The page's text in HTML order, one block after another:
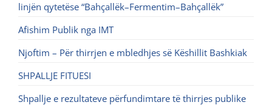
linjën qytetëse “Bahçallëk–Fermentim–Bahçallëk”
Afishim Publik nga IMT
Njoftim – Për thirrjen e mbledhjes së Këshillit Bashkiak
SHPALLJE FITUESI
Shpallje e rezultateve përfundimtare të thirrjes publike